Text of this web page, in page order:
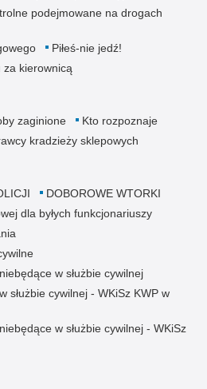
podejmowane na drogach
Piłeś-nie jedź!
kierownicą
zaginione
Kto rozpoznaje
kradzieży sklepowych
DOBOROWE WTORKI
dla byłych funkcjonariuszy
w służbie cywilnej
służbie cywilnej - WKiSz KWP w
w służbie cywilnej - WKiSz